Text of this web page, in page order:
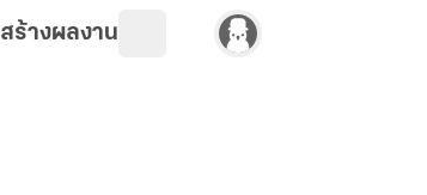
สร้างผลงาน